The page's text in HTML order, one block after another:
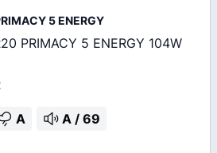
5 ENERGY
PRIMACY 5 ENERGY 104W
A A / 69